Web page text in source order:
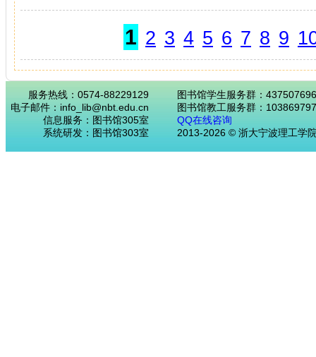
1 2 3 4 5 6 7 8 9
服务热线：0574-88229129
电子邮件：info_lib@nbt.edu.cn
信息服务：图书馆305室
系统研发：图书馆303室
图书馆学生服务群：437507696
图书馆教工服务群：
QQ在线咨询
2013-2026 © 浙大宁波理工学